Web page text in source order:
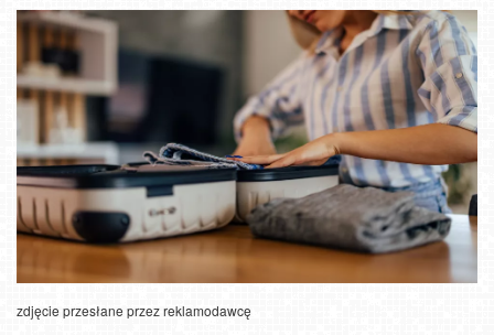
zdjęcie przesłane przez reklamodawcę